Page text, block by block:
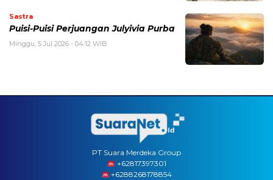
Sastra
Puisi-Puisi Perjuangan Julyivia Purba
Minggu, 5 Jul 2026 - 04:12 WIB
PT Suara Merdeka Group
‪+62817397301
+6288268178854